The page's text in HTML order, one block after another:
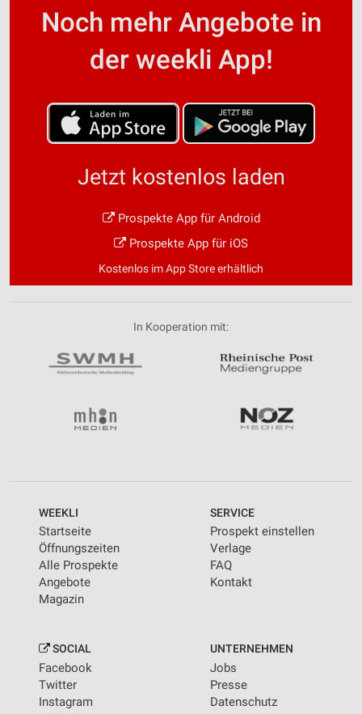
Noch mehr Angebote in
der weekli App!
Jetzt kostenlos laden
Prospekte App für Android
Prospekte App für iOS
Kostenlos im App Store erhältlich
In Kooperation mit:
WEEKLI
Startseite
Öffnungszeiten
Alle Prospekte
Angebote
Magazin
SERVICE
Prospekt einstellen
Verlage
FAQ
Kontakt
SOCIAL
Facebook
Twitter
Instagram
UNTERNEHMEN
Jobs
Presse
Datenschutz
Werbung